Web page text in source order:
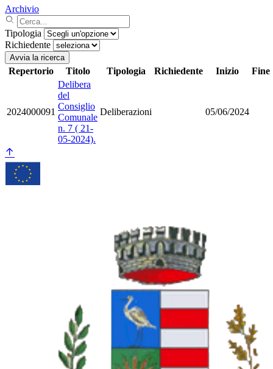
Archivio
Tipologia
Richiedente
Avvia la ricerca
Repertorio Titolo Tipologia Richiedente Inizio Fine
2024000091
Delibera
del
Consiglio
Comunale
n. 7 ( 21-
05-2024).
Deliberazioni 05/06/2024